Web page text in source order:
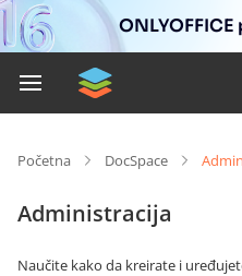
Početna DocSpace
Administracija
Naučite kako da kreirate i